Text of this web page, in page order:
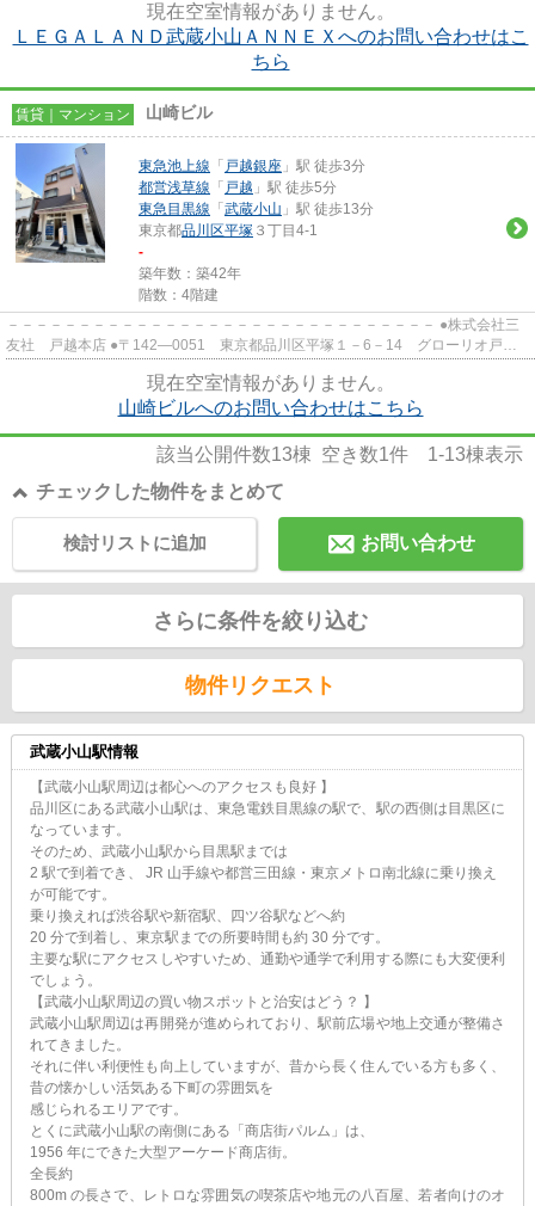
現在空室情報がありません。
ＬＥＧＡＬＡＮＤ武蔵小山ＡＮＮＥＸへのお問い合わせはこ
ちら
賃貸｜マンション 山崎ビル
東急池上線 「 戸越銀座 」駅 徒歩3分
都営浅草線 「 戸越 」駅 徒歩5分
東急目黒線 「 武蔵小山 」駅 徒歩13分
東京都品川区平塚 ３丁目4-1
-
築年数：築42年
階数：4階建
－－－－－－－－－－－－－－－－－－－－－－－－－－－－－－ ●株式会社三
友社 戸越本店 ●〒142―0051 東京都品川区平塚１－6－14 グローリオ戸越
現在空室情報がありません。
山崎ビルへのお問い合わせはこちら
該当公開件数13棟 空き数1件 1-13棟表示
チェックした物件をまとめて
お問い合わせ
検討リストに追加
さらに条件を絞り込む
物件リクエスト
武蔵小山駅情報
【武蔵小山駅周辺は都心へのアクセスも良好 】
品川区にある武蔵小山駅は、東急電鉄目黒線の駅で、駅の西側は目黒区に
なっています。
そのため、武蔵小山駅から目黒駅までは
2 駅で到着でき、 JR 山手線や都営三田線・東京メトロ南北線に乗り換え
が可能です。
乗り換えれば渋谷駅や新宿駅、四ツ谷駅などへ約
20 分で到着し、東京駅までの所要時間も約 30 分です。
主要な駅にアクセスしやすいため、通勤や通学で利用する際にも大変便利
でしょう。
【武蔵小山駅周辺の買い物スポットと治安はどう？ 】
武蔵小山駅周辺は再開発が進められており、駅前広場や地上交通が整備さ
れてきました。
それに伴い利便性も向上していますが、昔から長く住んでいる方も多く、
昔の懐かしい活気ある下町の雰囲気を
感じられるエリアです。
とくに武蔵小山駅の南側にある「商店街パルム」は、
1956 年にできた大型アーケード商店街。
全長約
800m の長さで、レトロな雰囲気の喫茶店や地元の八百屋、若者向けのオ